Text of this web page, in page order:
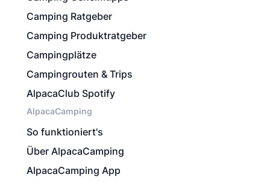
Camping Ratgeber
Camping Produktratgeber
Campingplätze
Campingrouten & Trips
AlpacaClub Spotify
AlpacaCamping
So funktioniert's
Über AlpacaCamping
AlpacaCamping App